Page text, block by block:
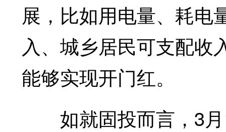
展，比如用电量、耗电
入、城乡居民可支配收
能够实现开门红。
如就固投而言，3月